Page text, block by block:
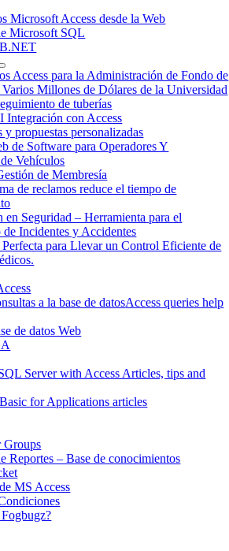
Microsoft Access desde la Web
Microsoft SQL
Access para la Administración de Fondo de
Millones de Dólares de la Universidad
de tuberías
Integración con Access
y propuestas personalizadas
de Software para Operadores Y
Vehículos
de Membresía
de reclamos reduce el tiempo de
en Seguridad – Herramienta para el
de Incidentes y Accidentes
para Llevar un Control Eficiente de
a la base de datosAccess queries help
de datos Web
Server with Access Articles, tips and
for Applications articles
Groups
Reportes – Base de conocimientos
MS Access